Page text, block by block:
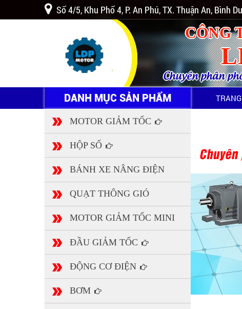
Số 4/5, Khu Phố 4, P. An Phú, TX. Thuận An, Bình
CÔNG
Chuyên phân
DANH MỤC SẢN PHẨM
MOTOR GIẢM TỐC
HỘP SỐ
BÁNH XE NÂNG ĐIỆN
QUẠT THÔNG GIÓ
MOTOR GIẢM TỐC MINI
ĐẦU GIẢM TỐC
ĐỘNG CƠ ĐIỆN
BƠM